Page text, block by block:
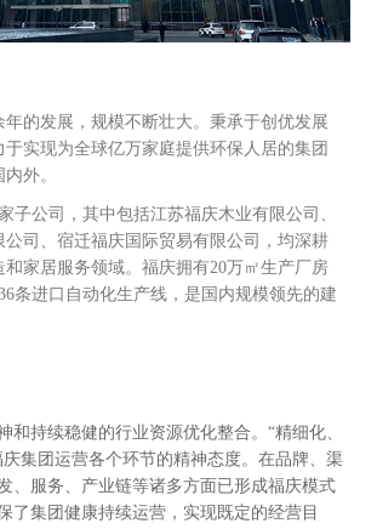
年的发展，规模不断壮大。秉承于创优发展
于实现为全球亿万家庭提供环保人居的集团
外。
子公司，其中包括江苏福庆木业有限公司、
公司、宿迁福庆国际贸易有限公司，均深耕
和家居服务领域。福庆拥有20万㎡生产厂房
条进口自动化生产线，是国内规模领先的建
和持续稳健的行业资源优化整合。“精细化、
集团运营各个环节的精神态度。在品牌、渠
、服务、产业链等诸多方面已形成福庆模式
了集团健康持续运营，实现既定的经营目